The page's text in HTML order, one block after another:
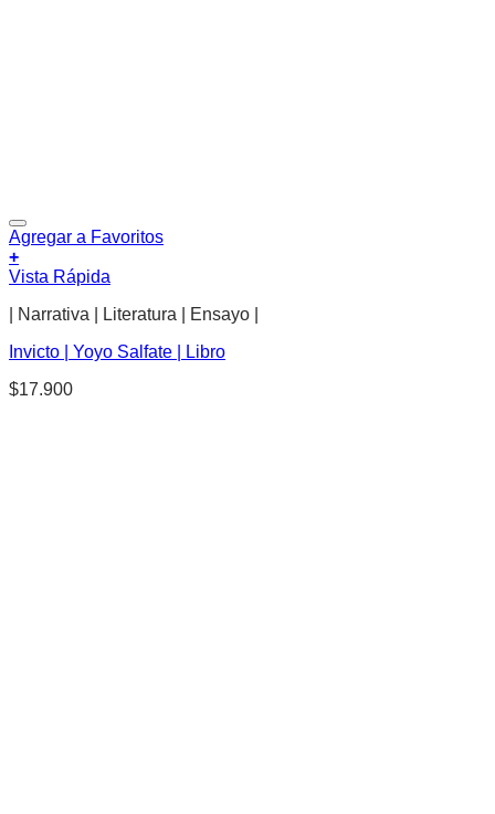
Agregar a Favoritos
+
Vista Rápida
| Narrativa | Literatura | Ensayo |
Invicto | Yoyo Salfate | Libro
$17.900